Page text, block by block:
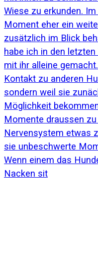
Wenn einem das
Nacken sit